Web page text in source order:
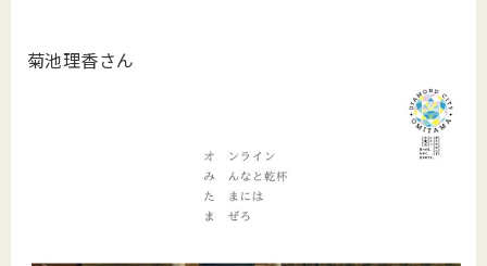
菊池理香さん